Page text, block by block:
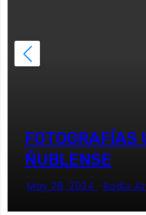
FOTOGRAFÍAS
ÑUBLENSE
May 28, 2024 Radio